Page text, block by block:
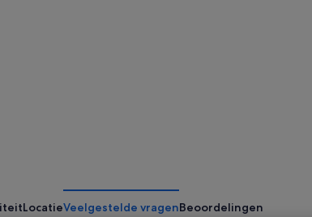
LocatieVeelgestelde vragenBeoordelingen